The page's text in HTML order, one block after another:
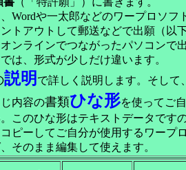
Wordや一太郎などのワープロソフ
トアウトして郵送などで出願（以
ンラインでつながったパソコンで
は、形式が少しだけ違います。
説明 で詳しく説明します。そして
内容の書類ひな形を使ってご
このひな形はテキストデータです
ピーしてご自分が使用するワープ
そのまま編集して使えます。